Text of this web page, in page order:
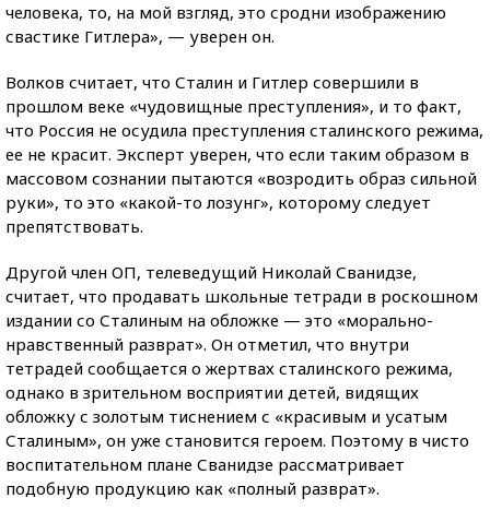
человека, то, на мой взгляд, это сродни изображению
свастике Гитлера», — уверен он.
Волков считает, что Сталин и Гитлер совершили в
прошлом веке «чудовищные преступления», и то факт,
что Россия не осудила преступления сталинского режима,
ее не красит. Эксперт уверен, что если таким образом в
массовом сознании пытаются «возродить образ сильной
руки», то это «какой-то лозунг», которому следует
препятствовать.
Другой член ОП, телеведущий Николай Сванидзе,
считает, что продавать школьные тетради в роскошном
издании со Сталиным на обложке — это «морально-
нравственный разврат». Он отметил, что внутри
тетрадей сообщается о жертвах сталинского режима,
однако в зрительном восприятии детей, видящих
обложку с золотым тиснением с «красивым и усатым
Сталиным», он уже становится героем. Поэтому в чисто
воспитательном плане Сванидзе рассматривает
подобную продукцию как «полный разврат».